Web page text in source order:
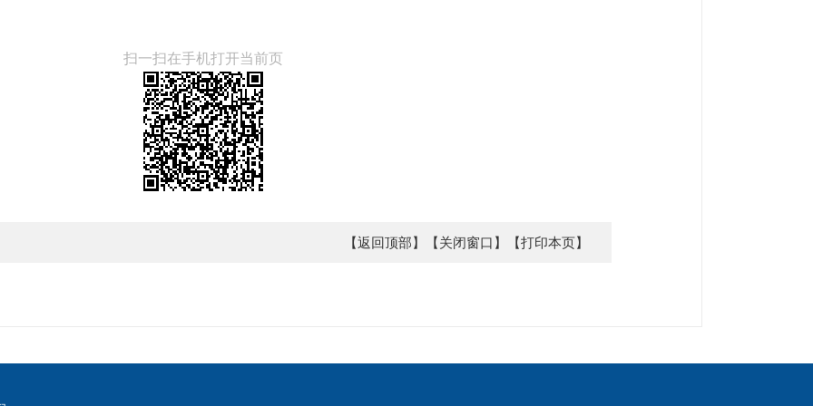
扫一扫在手机打开当前页
【返回顶部】 【关闭窗口】 【打印本页】